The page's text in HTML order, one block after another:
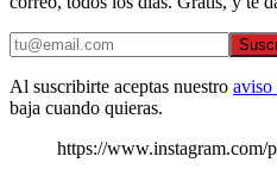
Al suscribirte aceptas nuestro aviso
baja cuando quieras.
https://